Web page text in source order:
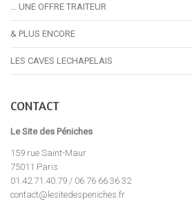
… UNE OFFRE TRAITEUR
& PLUS ENCORE
LES CAVES LECHAPELAIS
CONTACT
Le Site des Péniches
159 rue Saint-Maur
75011 Paris
01.42.71.40.79 / 06 76 66 36 32
contact@lesitedespeniches.fr